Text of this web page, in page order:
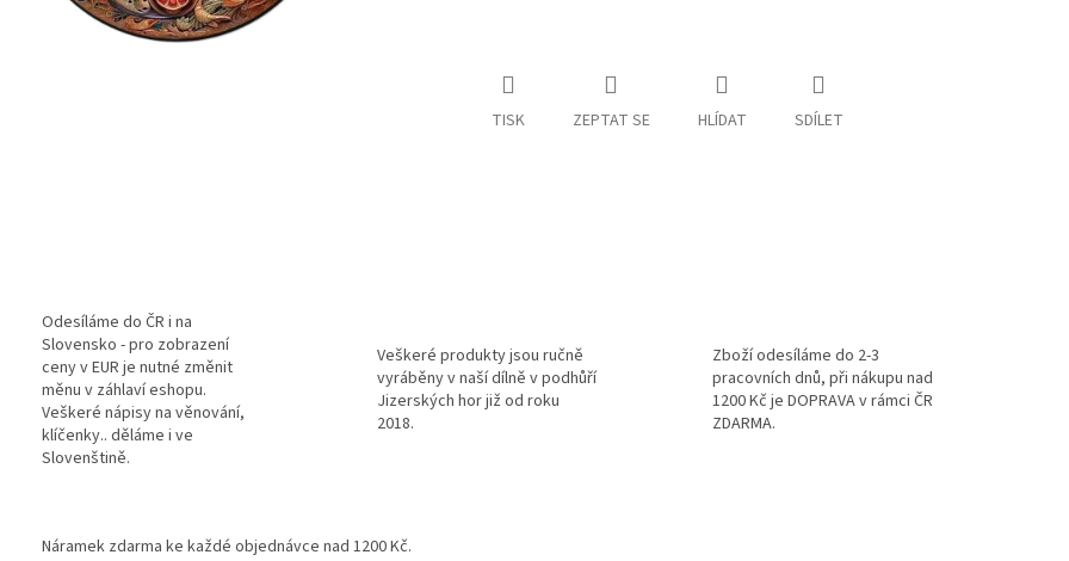
TISK ZEPTAT SE HLÍDAT SDÍLET
Odesíláme do ČR i na
Slovensko - pro zobrazení
ceny v EUR je nutné změnit
měnu v záhlaví eshopu.
Veškeré nápisy na věnování,
klíčenky.. děláme i ve
Slovenštině.
Veškeré produkty jsou ručně
vyráběny v naší dílně v podhůří
Jizerských hor již od roku
2018.
Zboží odesíláme do 2-3
pracovních dnů, při nákupu nad
1200 Kč je DOPRAVA v rámci ČR
ZDARMA.
Náramek zdarma ke každé objednávce nad 1200 Kč.